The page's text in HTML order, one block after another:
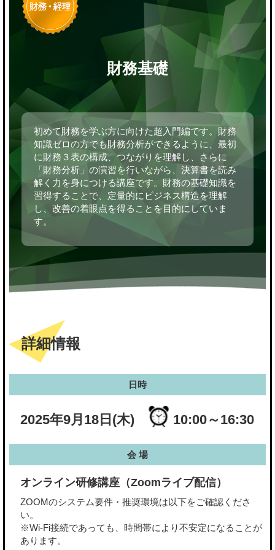
財務基礎
初めて財務を学ぶ方に向けた超入門編です。財務
知識ゼロの方でも財務分析ができるように、最初
に財務３表の構成、つながりを理解し、さらに
「財務分析」の演習を行いながら、決算書を読み
解く力を身につける講座です。財務の基礎知識を
習得することで、定量的にビジネス構造を理解
し、改善の着眼点を得ることを目的にしていま
す。
詳細情報
日時
2025年9月18日(木) 10:00～16:30
会 場
オンライン研修講座（Zoomライブ配信）
ZOOMのシステム要件・推奨環境は以下をご確認くださ
い。
※Wi-Fi接続であっても、時間帯により不安定になることが
あります。